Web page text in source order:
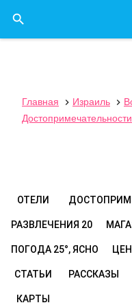

Главная  Израиль 
Достопримечательности
ОТЕЛИ
РАЗВЛЕЧЕНИЯ 20
ПОГОДА 25°, ЯСНО
СТАТЬИ РАССКАЗЫ
КАРТЫ